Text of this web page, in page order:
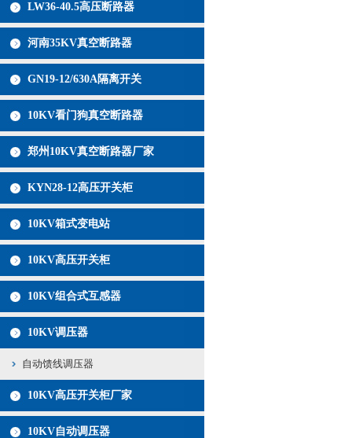
LW36-40.5高压断路器
河南35KV真空断路器
GN19-12/630A隔离开关
10KV看门狗真空断路器
郑州10KV真空断路器厂家
KYN28-12高压开关柜
10KV箱式变电站
10KV高压开关柜
10KV组合式互感器
10KV调压器
自动馈线调压器
10KV高压开关柜厂家
10KV自动调压器